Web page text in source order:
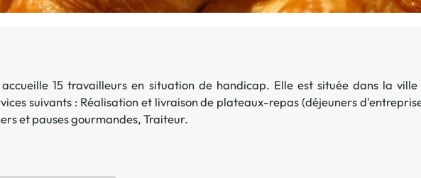
15 travailleurs en situation de handicap. Elle est située dans la ville
suivants : Réalisation et livraison de plateaux-repas (déjeuners
et pauses gourmandes,Traiteur.